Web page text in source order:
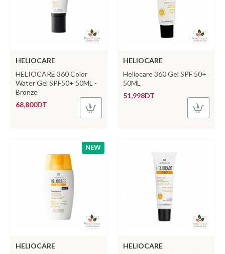
HELIOCARE
HELIOCARE 360 Color
Water Gel SPF50+ 50ML -
Bronze
68,800DT
HELIOCARE
Heliocare 360 Gel SPF 50+
50ML
51,998DT
NEW
HELIOCARE
HELIOCARE